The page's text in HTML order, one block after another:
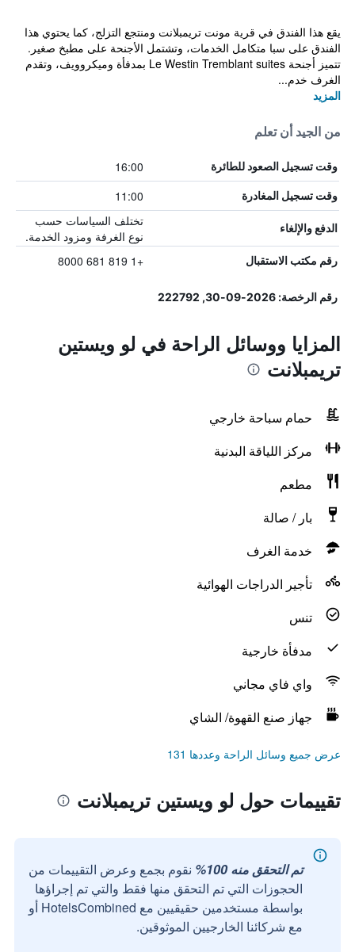
يقع هذا الفندق في قرية مونت تريمبلانت ومنتجع التزلج، كما يحتوي هذا
الفندق على سبا متكامل الخدمات، وتشتمل الأجنحة على مطبخ صغير.
تتميز أجنحة Le Westin Tremblant suites بمدفأة وميكروويف، وتقدم
الغرف خدم...
المزيد
من الجيد أن تعلم
وقت تسجيل الصعود للطائرة 16:00
وقت تسجيل المغادرة 11:00
الدفع والإلغاء
تختلف السياسات حسب
نوع الغرفة ومزود الخدمة.
رقم مكتب الاستقبال +1 819 681 8000
رقم الرخصة: 2026-09-30, 222792
المزايا ووسائل الراحة في لو ويستين
تريمبلانت
حمام سباحة خارجي
مركز اللياقة البدنية
مطعم
بار / صالة
خدمة الغرف
تأجير الدراجات الهوائية
تنس
مدفأة خارجية
واي فاي مجاني
جهاز صنع القهوة/ الشاي
عرض جميع وسائل الراحة وعددها 131
تقييمات حول لو ويستين تريمبلانت
تم التحقق منه 100%
نقوم بجمع وعرض التقييمات من
الحجوزات التي تم التحقق منها فقط والتي تم إجراؤها
بواسطة مستخدمين حقيقيين مع HotelsCombined أو
مع شركائنا الخارجيين الموثوقين.